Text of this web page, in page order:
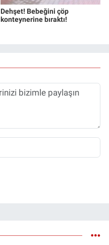
Dehşet! Bebeğini çöp
konteynerine bıraktı!